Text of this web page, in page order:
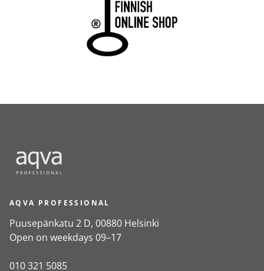
AQVA PROFESSIONAL
Puusepänkatu 2 D, 00880 Helsinki
Open on weekdays 09–17
010 321 5085